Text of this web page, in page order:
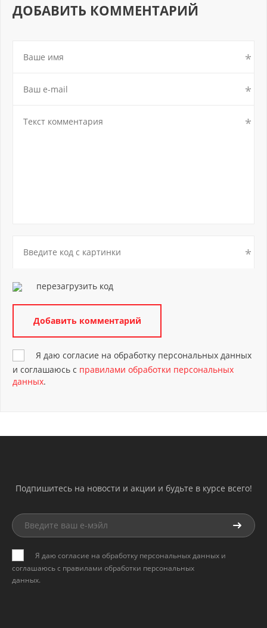
ДОБАВИТЬ КОММЕНТАРИЙ
перезагрузить код
Я даю согласие на обработку персональных данных
и соглашаюсь с правилами обработки персональных
данных.
Подпишитесь на новости и акции и будьте в курсе всего!
Я даю согласие на обработку персональных данных и
соглашаюсь с правилами обработки персональных
данных.